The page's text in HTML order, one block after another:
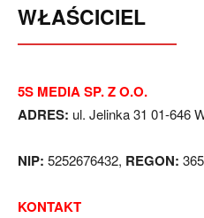
WŁAŚCICIEL
5S MEDIA SP. Z O.O.
ADRES: ul. Jelinka 31 01-646
NIP: 5252676432, REGON:
KONTAKT